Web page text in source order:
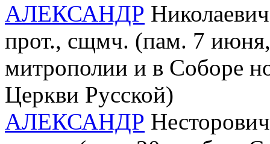
АЛЕКСАНДР
прот., сщмч. (пам. 7
митрополии и в Соборе
Церкви Русской)
АЛЕКСАНДР